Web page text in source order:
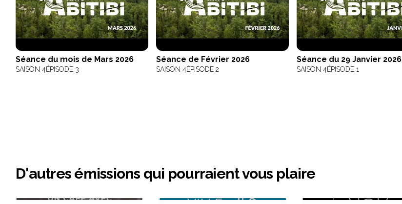
Séance du mois de Mars 2026
SAISON 4ÉPISODE 3
Séance de Février 2026
SAISON 4ÉPISODE 2
Séance du 29 Janvier 2026
SAISON 4ÉPISODE 1
D'autres émissions qui pourraient vous plaire